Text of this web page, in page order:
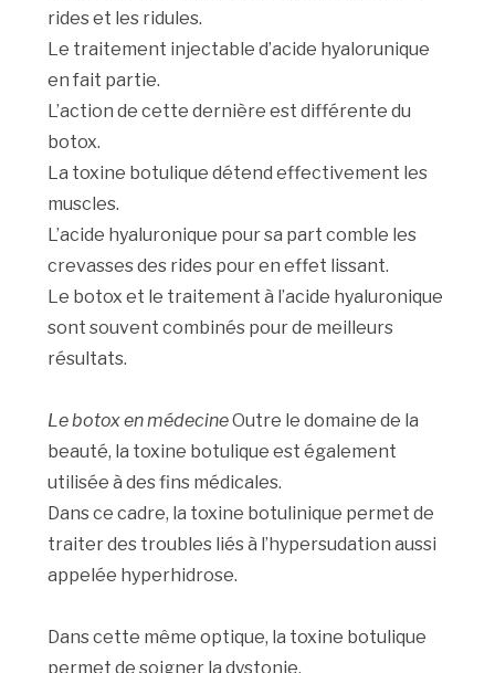
rides et les ridules.
Le traitement injectable d’acide hyalorunique
en fait partie.
L’action de cette dernière est différente du
botox.
La toxine botulique détend effectivement les
muscles.
L’acide hyaluronique pour sa part comble les
crevasses des rides pour en effet lissant.
Le botox et le traitement à l’acide hyaluronique
sont souvent combinés pour de meilleurs
résultats.
Le botox en médecineOutre le domaine de la
beauté, la toxine botulique est également
utilisée à des fins médicales.
Dans ce cadre, la toxine botulinique permet de
traiter des troubles liés à l’hypersudation aussi
appelée hyperhidrose.
Dans cette même optique, la toxine botulique
permet de soigner la dystonie.